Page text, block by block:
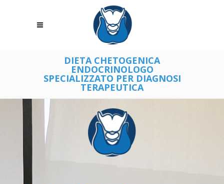
DIETA CHETOGENICA
ENDOCRINOLOGO
SPECIALIZZATO PER DIAGNOSI
TERAPEUTICA